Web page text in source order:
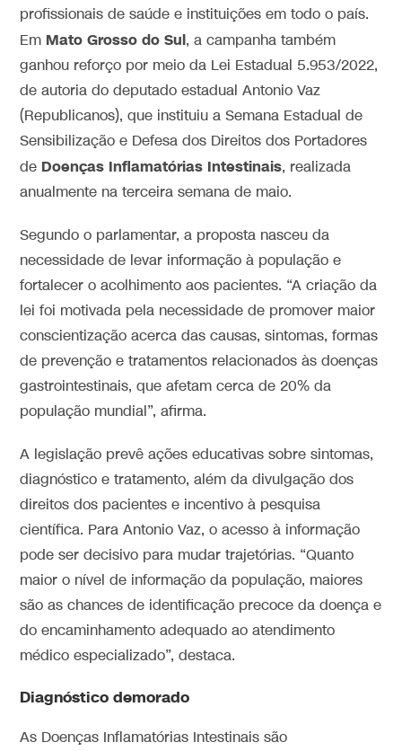
profissionais de saúde e instituições em todo o país.
Em Mato Grosso do Sul, a campanha também
ganhou reforço por meio da Lei Estadual 5.953/2022,
de autoria do deputado estadual Antonio Vaz
(Republicanos), que instituiu a Semana Estadual de
Sensibilização e Defesa dos Direitos dos Portadores
de Doenças Inflamatórias Intestinais, realizada
anualmente na terceira semana de maio.
Segundo o parlamentar, a proposta nasceu da
necessidade de levar informação à população e
fortalecer o acolhimento aos pacientes. “A criação da
lei foi motivada pela necessidade de promover maior
conscientização acerca das causas, sintomas, formas
de prevenção e tratamentos relacionados às doenças
gastrointestinais, que afetam cerca de 20% da
população mundial”, afirma.
A legislação prevê ações educativas sobre sintomas,
diagnóstico e tratamento, além da divulgação dos
direitos dos pacientes e incentivo à pesquisa
científica. Para Antonio Vaz, o acesso à informação
pode ser decisivo para mudar trajetórias. “Quanto
maior o nível de informação da população, maiores
são as chances de identificação precoce da doença e
do encaminhamento adequado ao atendimento
médico especializado”, destaca.
Diagnóstico demorado
As Doenças Inflamatórias Intestinais são